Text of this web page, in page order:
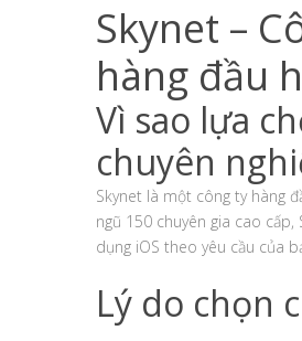
Skynet –
hàng đầu
Vì sao lựa
chuyên
Skynet là một công ty hàng
ngũ 150 chuyên gia cao
dụng iOS theo yêu cầu của
Lý do chọn